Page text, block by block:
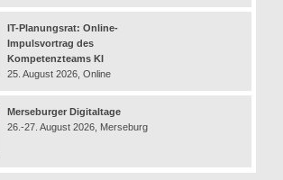
IT-Planungsrat: Online-
Impulsvortrag des
Kompetenzteams KI
25. August 2026, Online
Merseburger Digitaltage
26.-27. August 2026, Merseburg